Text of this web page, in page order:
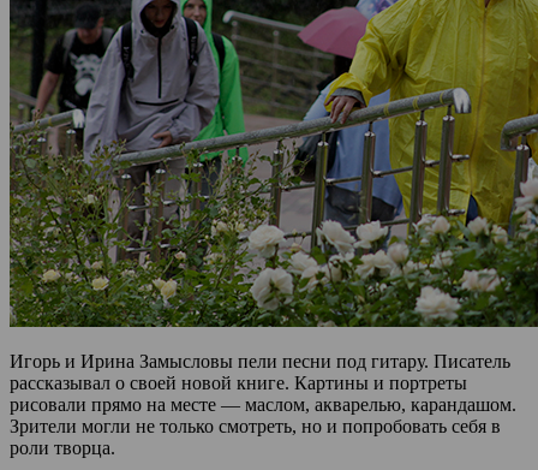
Игорь и Ирина Замысловы пели песни под гитару. Писатель
рассказывал о своей новой книге. Картины и портреты
рисовали прямо на месте — маслом, акварелью, карандашом.
Зрители могли не только смотреть, но и попробовать себя в
роли творца.